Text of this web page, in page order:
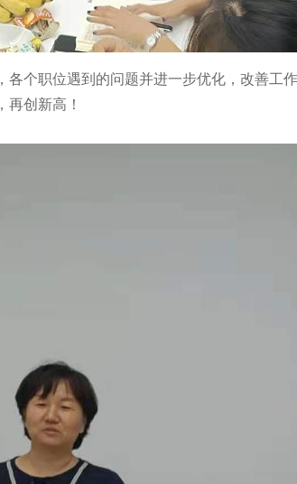
个职位遇到的问题并进一步优化，改善工
再创新高！